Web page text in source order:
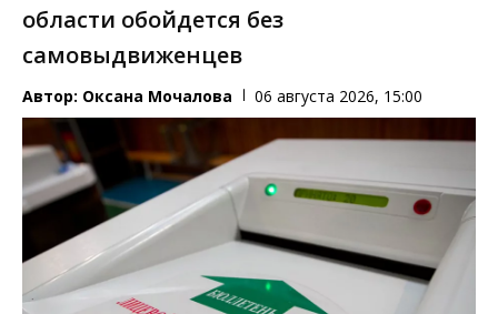
области обойдется без
самовыдвиженцев
Автор: Оксана Мочалова 06 августа 2026, 15:00